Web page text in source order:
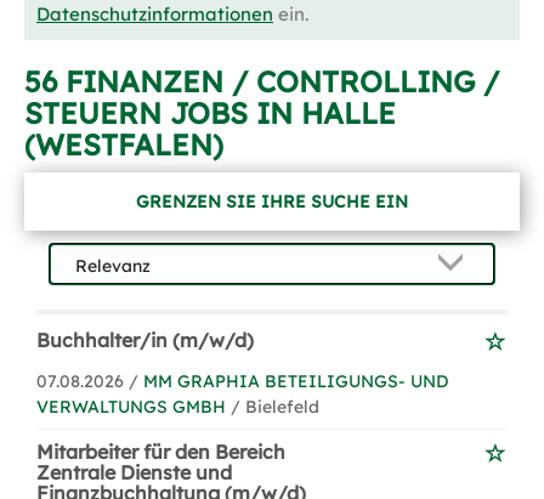
Datenschutzinformationen ein.
56 FINANZEN / CONTROLLING /
STEUERN JOBS IN HALLE
(WESTFALEN)
GRENZEN SIE IHRE SUCHE EIN
Buchhalter/in (m/w/d)
07.08.2026 / MM GRAPHIA BETEILIGUNGS- UND
VERWALTUNGS GMBH / Bielefeld
Mitarbeiter für den Bereich
Zentrale Dienste und
Finanzbuchhaltung (m/w/d)